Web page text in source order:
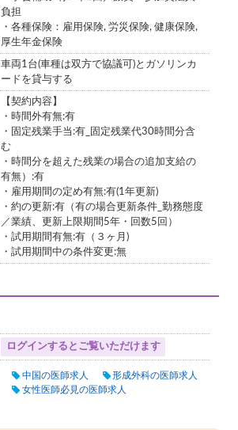
負担
・各種保険：雇用保険, 労災保険, 健康保険,
厚生年金保険
車両1台(車種は双方で協議可)とガソリンカ
ードを貸与する
【契約内容】
・時間外有無:有
・固定残業手当:有_固定残業代30時間分含
む
・時間分を超えた残業の場合の追加支給の
有無）:有
・雇用期間の定め有無:有(1年更新)
・約の更新:有（有の場合更新条件_勤務態度
／業績、更新上限期間5年・回数5回）
・試用期間有無:有（３ヶ月)
・試用期間中の条件変更:無
ログインするとご覧いただけます
中国の医師求人
形成外科の医師求人
女性医師必見の医師求人